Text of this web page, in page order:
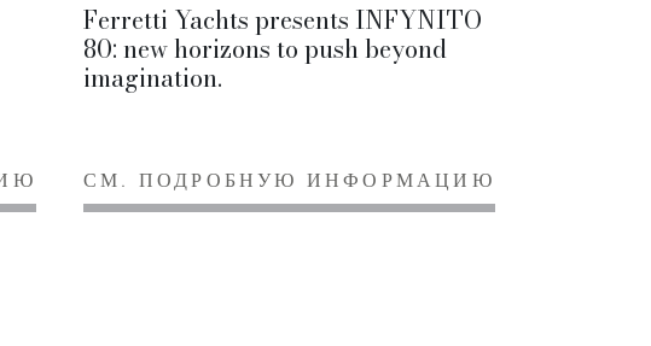
Ferretti Yachts presents INFYNITO
80: new horizons to push beyond
imagination.
СМ. ПОДРОБНУЮ ИНФОРМАЦИЮ